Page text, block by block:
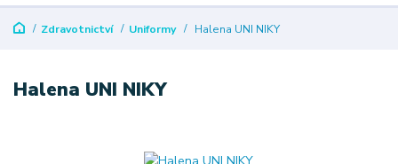
Zdravotnictví Uniformy Halena UNI NIKY
Halena UNI NIKY